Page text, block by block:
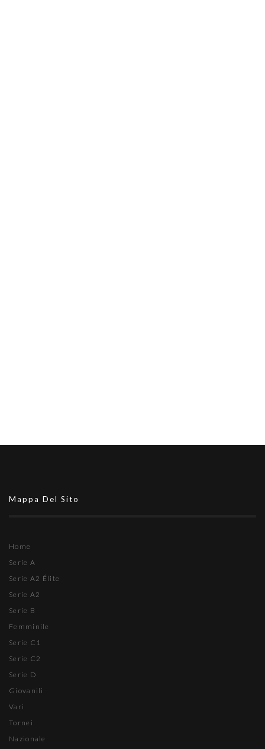
Mappa Del Sito
Home
Serie A
Serie A2 Élite
Serie A2
Serie B
Femminile
Serie C1
Serie C2
Serie D
Giovanili
Vari
Tornei
Nazionale